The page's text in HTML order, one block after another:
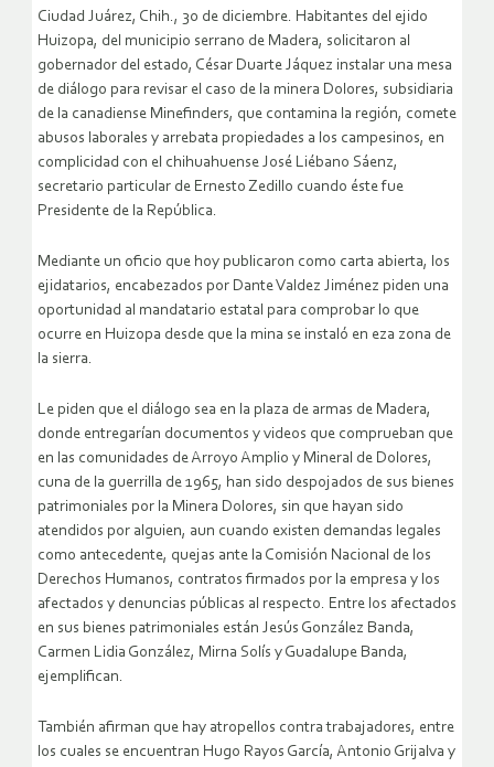
Ciudad Juárez, Chih., 30 de diciembre. Habitantes del ejido
Huizopa, del municipio serrano de Madera, solicitaron al
gobernador del estado, César Duarte Jáquez instalar una mesa
de diálogo para revisar el caso de la minera Dolores, subsidiaria
de la canadiense Minefinders, que contamina la región, comete
abusos laborales y arrebata propiedades a los campesinos, en
complicidad con el chihuahuense José Liébano Sáenz,
secretario particular de Ernesto Zedillo cuando éste fue
Presidente de la República.
Mediante un oficio que hoy publicaron como carta abierta, los
ejidatarios, encabezados por Dante Valdez Jiménez piden una
oportunidad al mandatario estatal para comprobar lo que
ocurre en Huizopa desde que la mina se instaló en eza zona de
la sierra.
Le piden que el diálogo sea en la plaza de armas de Madera,
donde entregarían documentos y videos que comprueban que
en las comunidades de Arroyo Amplio y Mineral de Dolores,
cuna de la guerrilla de 1965, han sido despojados de sus bienes
patrimoniales por la Minera Dolores, sin que hayan sido
atendidos por alguien, aun cuando existen demandas legales
como antecedente, quejas ante la Comisión Nacional de los
Derechos Humanos, contratos firmados por la empresa y los
afectados y denuncias públicas al respecto. Entre los afectados
en sus bienes patrimoniales están Jesús González Banda,
Carmen Lidia González, Mirna Solís y Guadalupe Banda,
ejemplifican.
También afirman que hay atropellos contra trabajadores, entre
los cuales se encuentran Hugo Rayos García, Antonio Grijalva y